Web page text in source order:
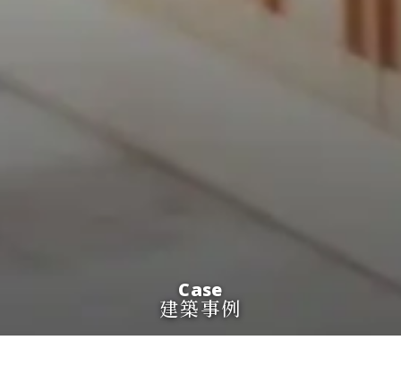
Case
建築事例